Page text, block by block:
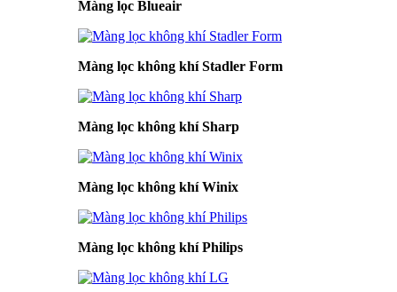
Màng lọc Blueair
Màng lọc không khí Stadler Form
Màng lọc không khí Sharp
Màng lọc không khí Winix
Màng lọc không khí Philips